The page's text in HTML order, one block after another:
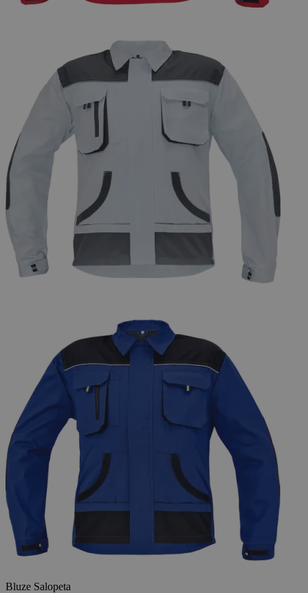
Bluze Salopeta